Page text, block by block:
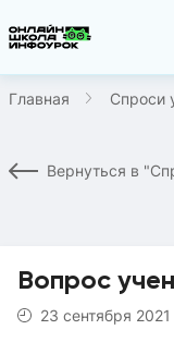
Главная Спроси
Вернуться в
Вопрос
23 сентября 2021